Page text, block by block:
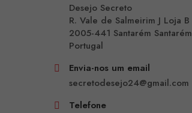
Desejo Secreto
R. Vale de Salmeirim J Loja B
2005-441 Santarém Santarém
Portugal
Envia-nos um email
secretodesejo24@gmail.com
Telefone